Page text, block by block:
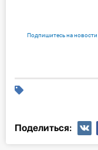
Подпишитесь на новости
Поделиться: